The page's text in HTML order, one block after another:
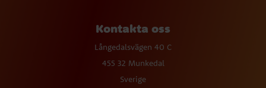
Kontakta oss
Långedalsvägen 40 C
455 32 Munkedal
Sverige